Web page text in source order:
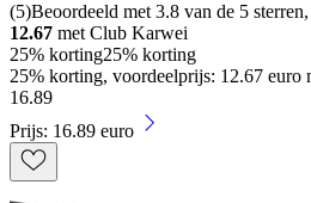
(5)Beoordeeld met 3.8 van de 5
12.67 met Club Karwei
25% korting25% korting
25% korting, voordeelprijs: 12.67 euro
16.89
Prijs: 16.89 euro